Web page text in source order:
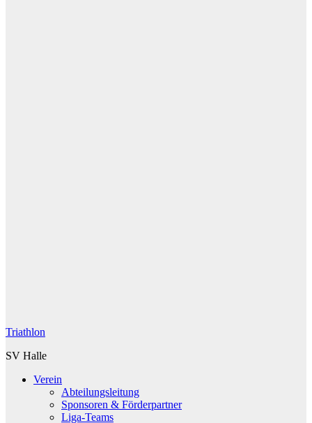
Triathlon
SV Halle
Verein
Abteilungsleitung
Sponsoren & Förderpartner
Liga-Teams